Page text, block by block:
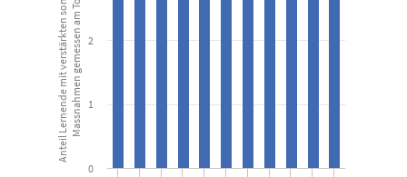
The chart has 1 Y axis displaying Anteil Lernende mit
0
1
2